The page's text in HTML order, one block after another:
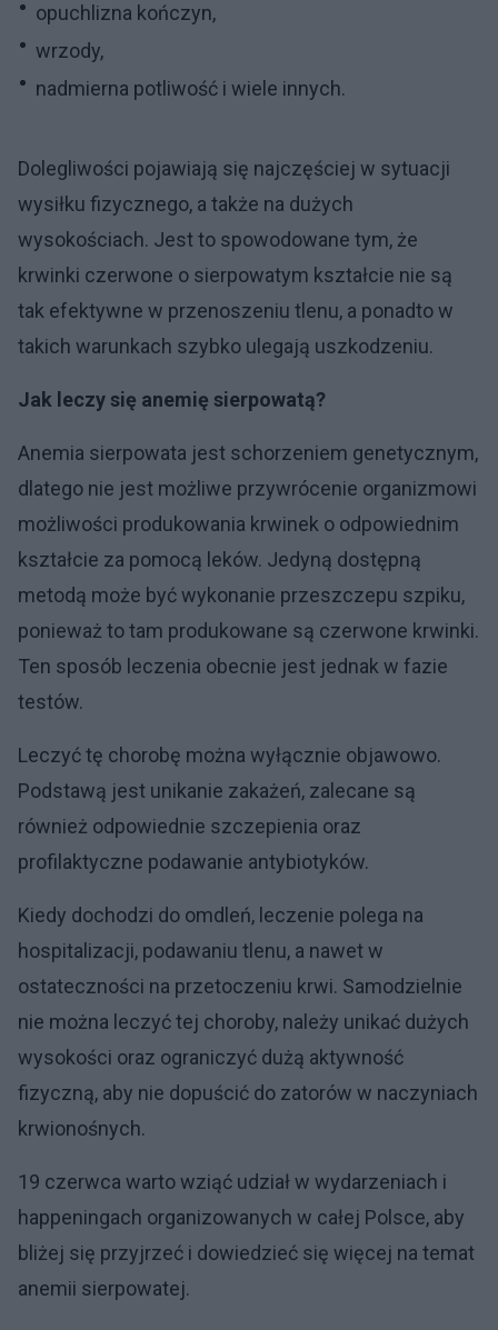
opuchlizna kończyn,
wrzody,
nadmierna potliwość i wiele innych.
Dolegliwości pojawiają się najczęściej w sytuacji
wysiłku fizycznego, a także na dużych
wysokościach. Jest to spowodowane tym, że
krwinki czerwone o sierpowatym kształcie nie są
tak efektywne w przenoszeniu tlenu, a ponadto w
takich warunkach szybko ulegają uszkodzeniu.
Jak leczy się anemię sierpowatą?
Anemia sierpowata jest schorzeniem genetycznym,
dlatego nie jest możliwe przywrócenie organizmowi
możliwości produkowania krwinek o odpowiednim
kształcie za pomocą leków. Jedyną dostępną
metodą może być wykonanie przeszczepu szpiku,
ponieważ to tam produkowane są czerwone krwinki.
Ten sposób leczenia obecnie jest jednak w fazie
testów.
Leczyć tę chorobę można wyłącznie objawowo.
Podstawą jest unikanie zakażeń, zalecane są
również odpowiednie szczepienia oraz
profilaktyczne podawanie antybiotyków.
Kiedy dochodzi do omdleń, leczenie polega na
hospitalizacji, podawaniu tlenu, a nawet w
ostateczności na przetoczeniu krwi. Samodzielnie
nie można leczyć tej choroby, należy unikać dużych
wysokości oraz ograniczyć dużą aktywność
fizyczną, aby nie dopuścić do zatorów w naczyniach
krwionośnych.
19 czerwca warto wziąć udział w wydarzeniach i
happeningach organizowanych w całej Polsce, aby
bliżej się przyjrzeć i dowiedzieć się więcej na temat
anemii sierpowatej.